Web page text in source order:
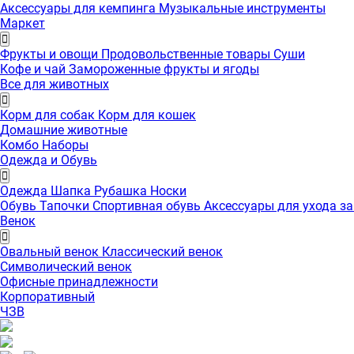
Аксессуары для кемпинга Музыкальные инструменты
Маркет
Фрукты и овощи Продовольственные товары Суши
Кофе и чай Замороженные фрукты и ягоды
Все для животных
Корм для собак Корм для кошек
Домашние животные
Комбо Наборы
Одежда и Обувь
Одежда Шапка Рубашка Носки
Обувь Тапочки Спортивная обувь Аксессуары для ухода
Венок
Овальный венок Классический венок
Символический венок
Офисные принадлежности
Корпоративный
ЧЗВ